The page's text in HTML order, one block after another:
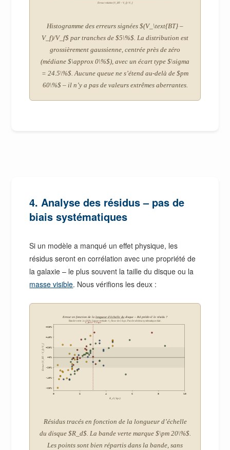
Erreur relative (V_BT – V_f) / V_f
Histogramme des erreurs signées $(V_\text{BT} –
V_f)/V_f$ par tranches de $5\%$. La distribution est
grossièrement gaussienne, centrée près de zéro
(médiane $\approx 0\%$), avec un écart type $\sigma
= 24.5\%$. Aucune queue ne s’étend au-delà de $pm
60\%$ – il n’y a pas de valeurs extrêmes aberrantes.
4. Analyse des résidus – pas de
biais systématiques
Si un modèle a manqué un effet physique, les
résidus seront en corrélation avec une propriété de
la galaxie – le plus souvent la taille du disque ou la
masse visible. Nous vérifions les deux :
Erreur en fonction de lalongueur d’échelle dudisque – Rd prédit-il le résidu ?
Bande verte : à ±20%. Ligne verticale : ℓ_floor de 3 kpc. Pas de schéma systématique clair.
ℓ_floor = 3 kpc
0 2 4 6 8 10
-60%
-40%
-20%
+0%
+20%
+40%
+60%
R_d (kpc)
Erreur (V_BT – V_f) / V_f
Résidus tracés en fonction de la longueur d’échelle
du disque $R_d$. La bande verte marque $\pm 20\%$.
Les points sont bien répartis dans la bande, sans